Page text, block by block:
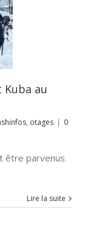
au
, otages | 0
être parvenus
Lire la suite